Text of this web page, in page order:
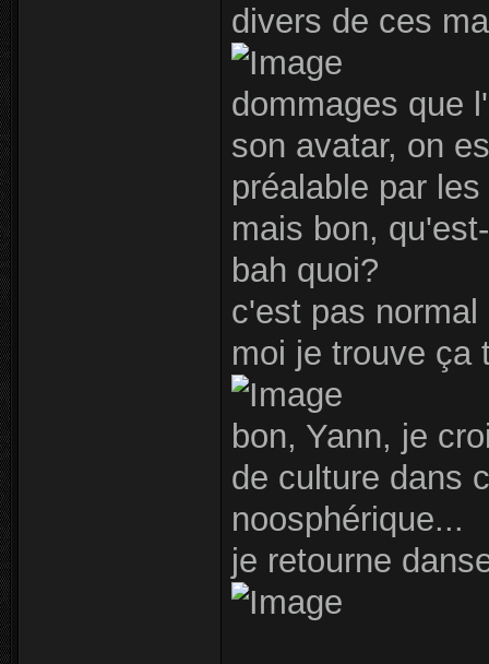
divers de ces
dommages que
son avatar, on
préalable par
mais bon,
bah quoi?
c'est pas
moi je trouve ça
bon, Yann, je
de culture dans
noosphérique...
je retourne